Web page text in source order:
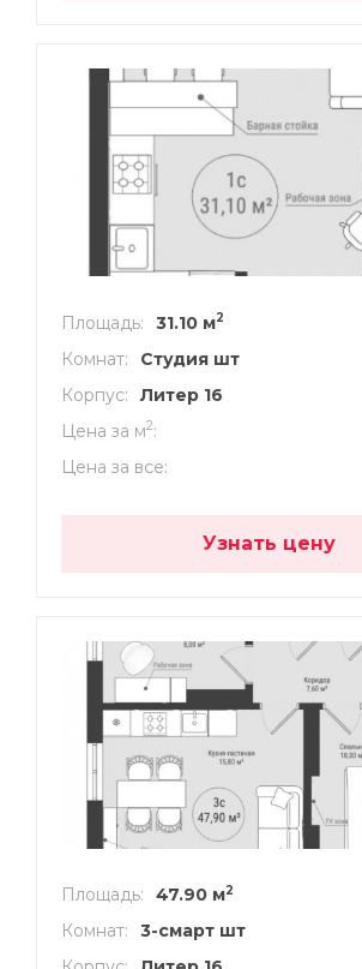
Площадь 31.10 м2
Комнат
Студия шт
Корпус
Литер 16
Цена за м2
Цена за все
Узнать цену
Площадь 47.90 м2
Комнат
3-смарт шт